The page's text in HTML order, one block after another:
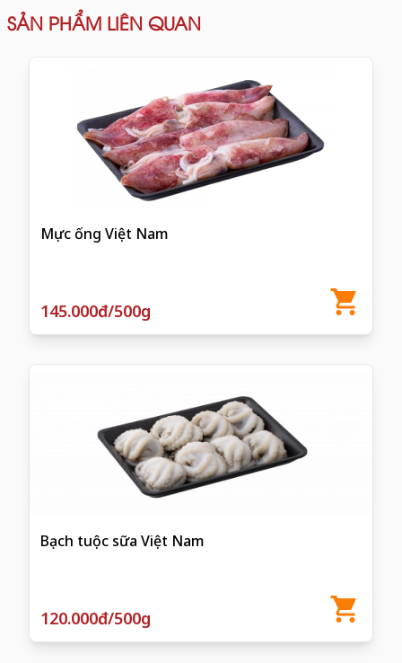
SẢN PHẨM LIÊN QUAN
Mực ống Việt Nam
145.000đ/500g
Bạch tuộc sữa Việt Nam
120.000đ/500g